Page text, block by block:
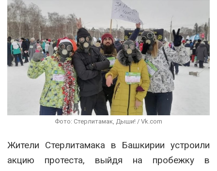
Фото: Стерлитамак, Дыши! / Vk.com
Жители Стерлитамака в Башкирии устроили
акцию протеста, выйдя на пробежку в